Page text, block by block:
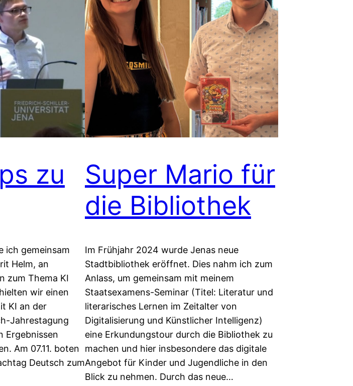
zu
ich gemeinsam
Helm, an
zum Thema KI
wir einen
KI an der
Jahrestagung
Ergebnissen
Am 07.11. boten
Deutsch zum
Super Mario für
die Bibliothek
Im Frühjahr 2024 wurde Jenas neue
Stadtbibliothek eröffnet. Dies nahm ich zum
Anlass, um gemeinsam mit meinem
Staatsexamens-Seminar (Titel: Literatur und
literarisches Lernen im Zeitalter von
Digitalisierung und Künstlicher Intelligenz)
eine Erkundungstour durch die Bibliothek zu
machen und hier insbesondere das digitale
Angebot für Kinder und Jugendliche in den
Blick zu nehmen. Durch das neue…